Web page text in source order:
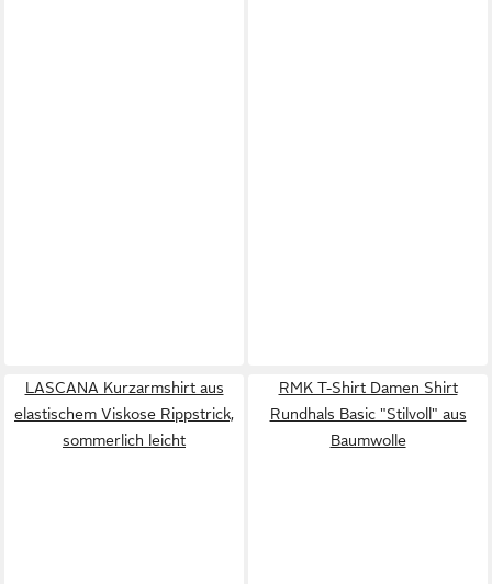
LASCANA Kurzarmshirt aus
elastischem Viskose Rippstrick,
sommerlich leicht
RMK T-Shirt Damen Shirt
Rundhals Basic "Stilvoll" aus
Baumwolle